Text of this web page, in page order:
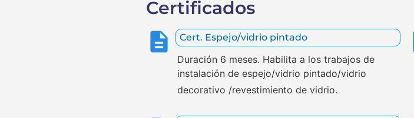
Certificados
Cert. Espejo/vidrio pintado
Duración 6 meses. Habilita a los trabajos de
instalación de espejo/vidrio pintado/vidrio
decorativo /revestimiento de vidrio.